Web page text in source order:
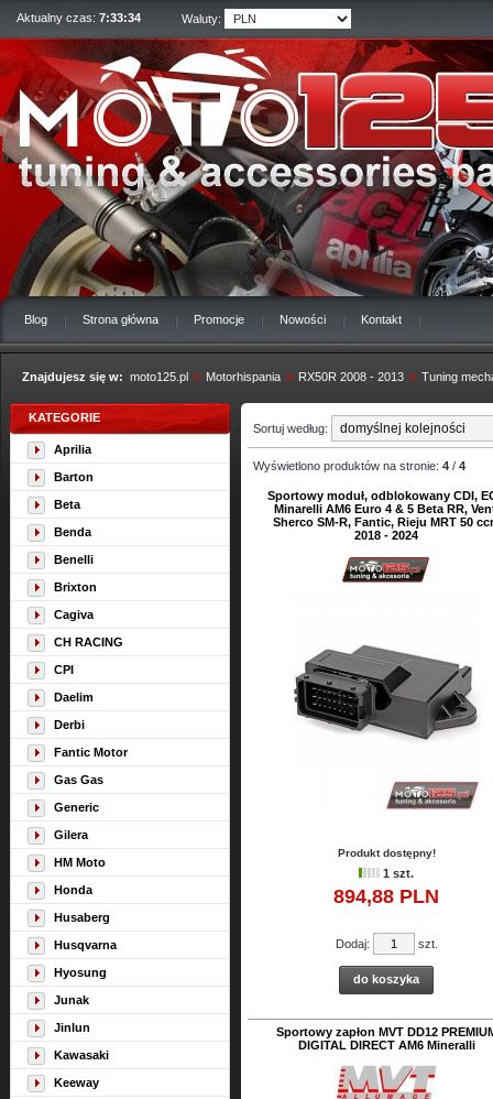
Aktualny czas: 7:33:34 Waluty:
Blog Strona główna Promocje Nowości Kontakt
Znajdujesz się w: moto125.pl » Motorhispania » RX50R 2008 - 2013 » Tuning
KATEGORIE
Aprilia
Barton
Beta
Benda
Benelli
Brixton
Cagiva
CH RACING
CPI
Daelim
Derbi
Fantic Motor
Gas Gas
Generic
Gilera
HM Moto
Honda
Husaberg
Husqvarna
Hyosung
Junak
Jinlun
Kawasaki
Keeway
Sortuj według:
Wyświetlono produktów na stronie: 4 / 4
Sportowy moduł, odblokowany CDI,
Minarelli AM6 Euro 4 & 5 Beta RR,
Sherco SM-R, Fantic, Rieju MRT 50
2018 - 2024
Produkt dostępny!
1 szt.
894,88 PLN
Dodaj: szt.
do koszyka
Sportowy zapłon MVT DD12
DIGITAL DIRECT AM6 Mineralli